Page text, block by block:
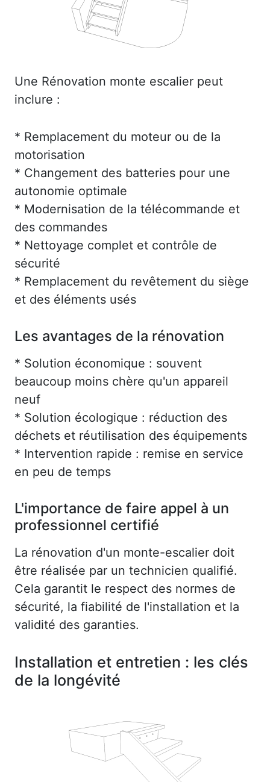
Une Rénovation monte escalier peut
inclure :
* Remplacement du moteur ou de la
motorisation
* Changement des batteries pour une
autonomie optimale
* Modernisation de la télécommande et
des commandes
* Nettoyage complet et contrôle de
sécurité
* Remplacement du revêtement du siège
et des éléments usés
Les avantages de la rénovation
* Solution économique : souvent
beaucoup moins chère qu'un appareil
neuf
* Solution écologique : réduction des
déchets et réutilisation des équipements
* Intervention rapide : remise en service
en peu de temps
L'importance de faire appel à un
professionnel certifié
La rénovation d'un monte-escalier doit
être réalisée par un technicien qualifié.
Cela garantit le respect des normes de
sécurité, la fiabilité de l'installation et la
validité des garanties.
Installation et entretien : les clés
de la longévité